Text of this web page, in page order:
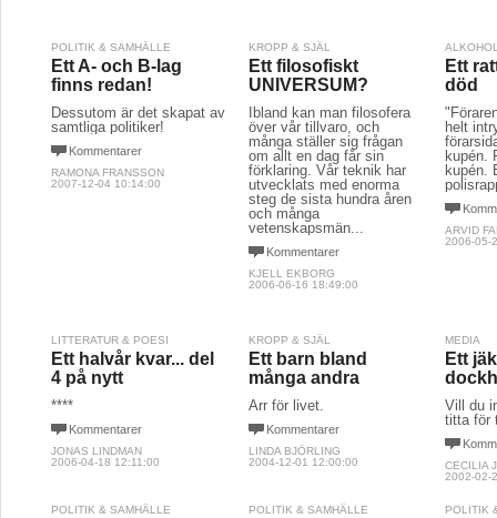
POLITIK & SAMHÄLLE
Ett A- och B-lag
finns redan!
Dessutom är det skapat av
samtliga politiker!
Kommentarer
RAMONA FRANSSON
2007-12-04 10:14:00
KROPP & SJÄL
Ett filosofiskt
UNIVERSUM?
Ibland kan man filosofera
över vår tillvaro, och
många ställer sig frågan
om allt en dag får sin
förklaring. Vår teknik har
utvecklats med enorma
steg de sista hundra åren
och många
vetenskapsmän...
Kommentarer
KJELL EKBORG
2006-06-16 18:49:00
Ett
död
helt
kupén.
kupén.
ARVID
2006-05-
LITTERATUR & POESI
Ett halvår kvar... del
4 på nytt
****
Kommentarer
JONAS LINDMAN
2006-04-18 12:11:00
KROPP & SJÄL
Ett barn bland
många andra
Ärr för livet.
Kommentarer
LINDA BJÖRLING
2004-12-01 12:00:00
MEDIA
Ett
Vill du
titta för
CECILIA
2002-02-
POLITIK & SAMHÄLLE POLITIK & SAMHÄLLE POLITIK